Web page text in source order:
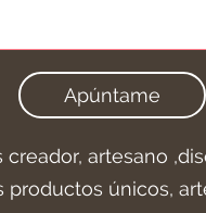
Apúntame
creador, artesano
productos únicos,